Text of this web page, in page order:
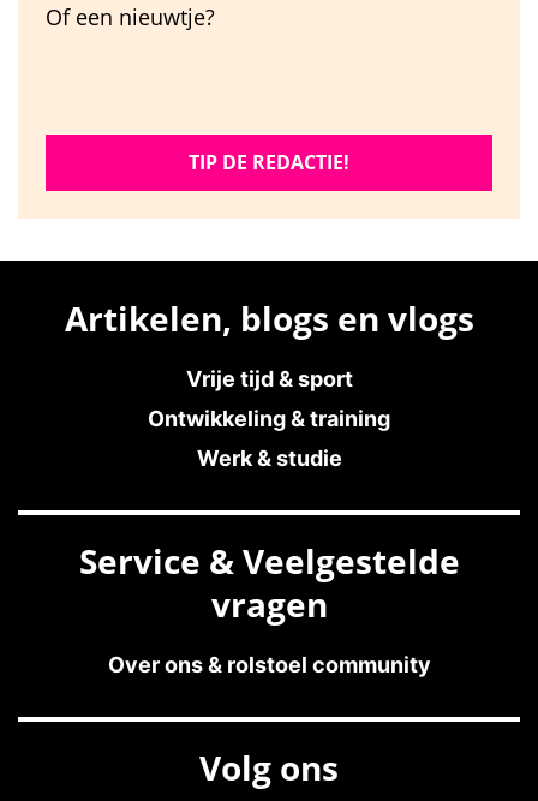
Of een nieuwtje?
TIP DE REDACTIE!
Artikelen, blogs en vlogs
Vrije tijd & sport
Ontwikkeling & training
Werk & studie
Service & Veelgestelde
vragen
Over ons & rolstoel community
Volg ons